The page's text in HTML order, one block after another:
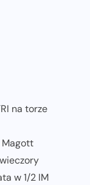
na torze
Magott
w 1/2 IM